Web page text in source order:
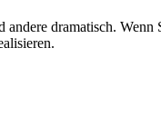
dramatisch. Wenn